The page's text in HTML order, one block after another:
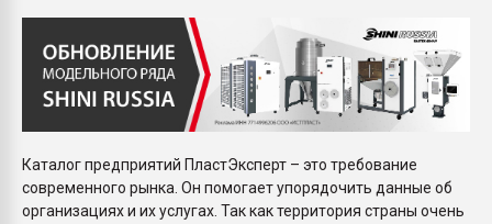
Каталог предприятий ПластЭксперт – это требование
современного рынка. Он помогает упорядочить данные об
организациях и их услугах. Так как территория страны очень